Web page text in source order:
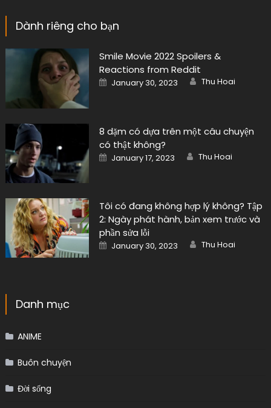
Dành riêng cho bạn
Smile Movie 2022 Spoilers &
Reactions from Reddit
Posted
on
January 30, 2023 Author
Thu Hoai
8 dặm có dựa trên một câu chuyện
có thật không?
Posted
on
January 17, 2023 Author
Thu Hoai
Tôi có đang không hợp lý không? Tập
2: Ngày phát hành, bản xem trước và
phần sửa lỗi
Posted
on
January 30, 2023 Author
Thu Hoai
Danh mục
ANIME
Buôn chuyện
Đời sống